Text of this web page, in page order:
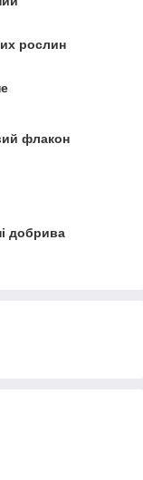
рослин
флакон
добрива